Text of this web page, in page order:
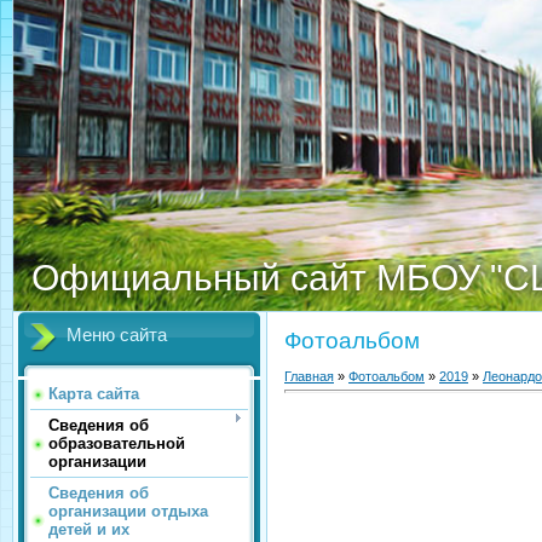
Официальный сайт МБОУ
Меню сайта
Карта сайта
Сведения об
образовательной
организации
Сведения об
организации отдыха
детей и их
Фотоальбом
Главная » Фотоальбом » 2019 » Леонардо